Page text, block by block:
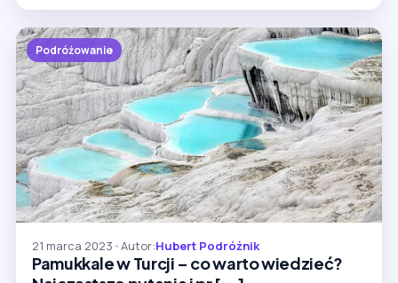
Podróżowanie
21 marca 2023 •Autor:Hubert Podróżnik
Pamukkale w Turcji – co warto wiedzieć?